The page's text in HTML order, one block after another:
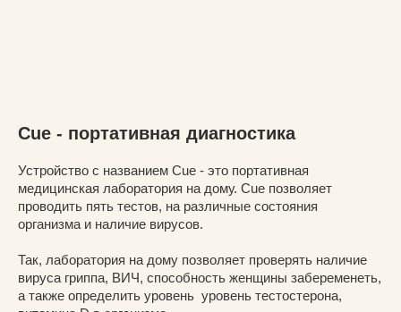
Cue - портативная диагностика
Устройство с названием Cue - это портативная
медицинская лаборатория на дому. Cue позволяет
проводить пять тестов, на различные состояния
организма и наличие вирусов.
Так, лаборатория на дому позволяет проверять наличие
вируса гриппа, ВИЧ, способность женщины забеременеть,
а также определить уровень уровень тестостерона,